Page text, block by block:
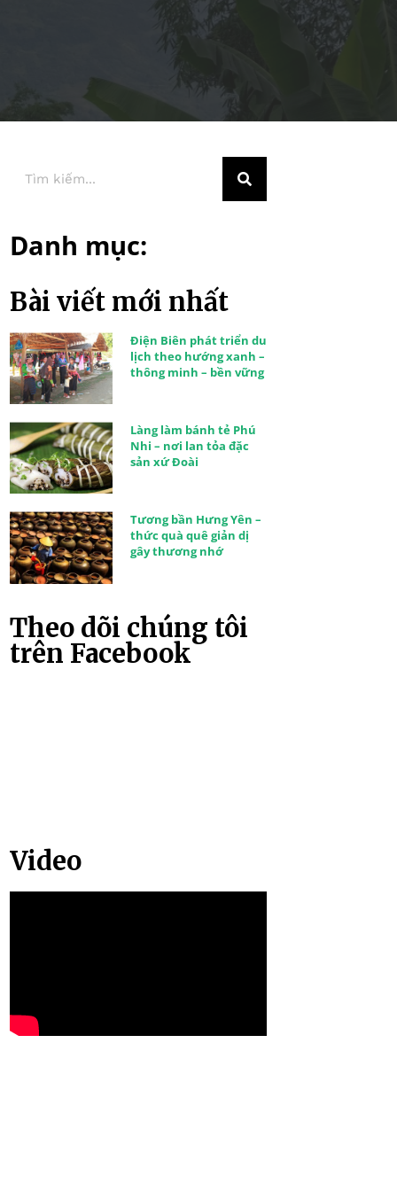
Danh mục:
Bài viết mới nhất
Điện Biên phát triển du
lịch theo hướng xanh –
thông minh – bền vững
Làng làm bánh tẻ Phú
Nhi – nơi lan tỏa đặc
sản xứ Đoài
Tương bần Hưng Yên –
thức quà quê giản dị
gây thương nhớ
Theo dõi chúng tôi
trên Facebook
Video